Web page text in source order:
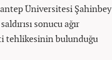
Üniversitesi Şahinbey
sonucu ağır
tehlikesinin bulunduğu